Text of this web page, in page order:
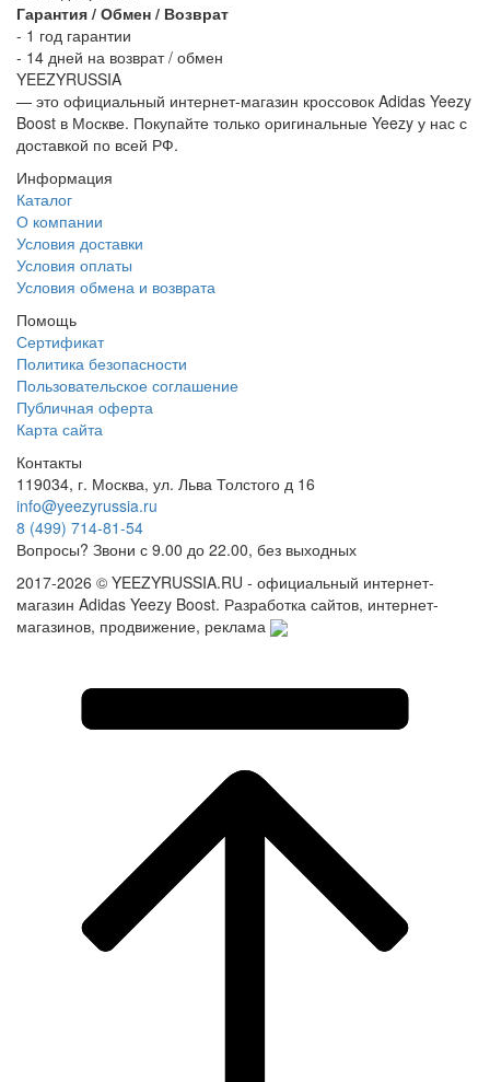
Гарантия / Обмен / Возврат
- 1 год гарантии
- 14 дней на возврат / обмен
YEEZYRUSSIA
— это официальный интернет-магазин кроссовок Adidas Yeezy
Boost в Москве. Покупайте только оригинальные Yeezy у нас с
доставкой по всей РФ.
Информация
Каталог
О компании
Условия доставки
Условия оплаты
Условия обмена и возврата
Помощь
Сертификат
Политика безопасности
Пользовательское соглашение
Публичная оферта
Карта сайта
Контакты
119034, г. Москва, ул. Льва Толстого д 16
info@yeezyrussia.ru
8 (499) 714-81-54
Вопросы? Звони с 9.00 до 22.00, без выходных
2017-2026 © YEEZYRUSSIA.RU - официальный интернет-
магазин Adidas Yeezy Boost. Разработка сайтов, интернет-
магазинов, продвижение, реклама